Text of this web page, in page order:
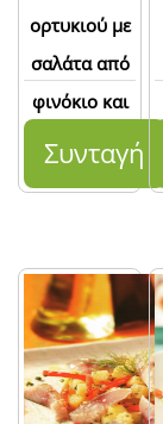
ορτυκιού με
σαλάτα από
φινόκιο και
πορτοκάλι
Συνταγή